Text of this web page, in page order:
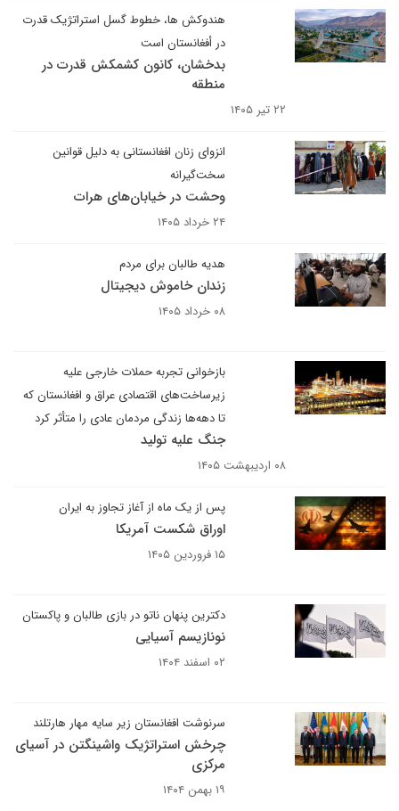
هندوکش ها، خطوط گسل استراتژیک قدرت
در أفغانستان است
بدخشان، کانون کشمکش قدرت در
منطقه
۲۲ تیر ۱۴۰۵
انزوای زنان افغانستانی به دلیل قوانین
سخت‌گیرانه
وحشت در خیابان‌های هرات
۲۴ خرداد ۱۴۰۵
هدیه طالبان برای مردم
زندان خاموش دیجیتال
۰۸ خرداد ۱۴۰۵
بازخوانی تجربه حملات خارجی علیه
زیرساخت‌های اقتصادی عراق و افغانستان که
تا دهه‌ها زندگی مردمان عادی را متأثر کرد‌
جنگ علیه تولید
۰۸ اردیبهشت ۱۴۰۵
پس از یک ماه از آغاز تجاوز به ایران
اوراق شکست آمریکا
۱۵ فروردین ۱۴۰۵
دکترین پنهان ناتو در بازی طالبان و پاکستان
نو‌نازیسم آسیایی
۰۲ اسفند ۱۴۰۴
سرنوشت افغانستان زیر سایه مهار هارتلند
چرخش استراتژیک واشینگتن در آسیای
مرکزی
۱۹ بهمن ۱۴۰۴